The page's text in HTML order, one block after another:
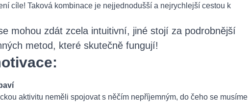
cíle! Taková kombinace je nejjednodušší a nejrychlejší cestou k
mohou zdát zcela intuitivní, jiné stojí za podrobnější
metod, které skutečně fungují!
aktivitu neměli spojovat s něčím nepříjemným, do čeho se musíme